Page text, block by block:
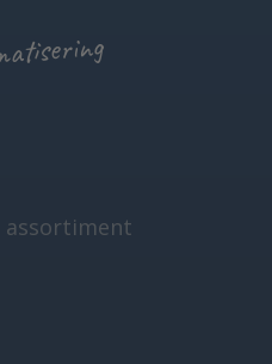
assortiment